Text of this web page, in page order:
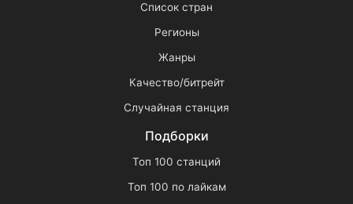
Список стран
Регионы
Жанры
Качество/битрейт
Случайная станция
Подборки
Топ 100 станций
Топ 100 по лайкам